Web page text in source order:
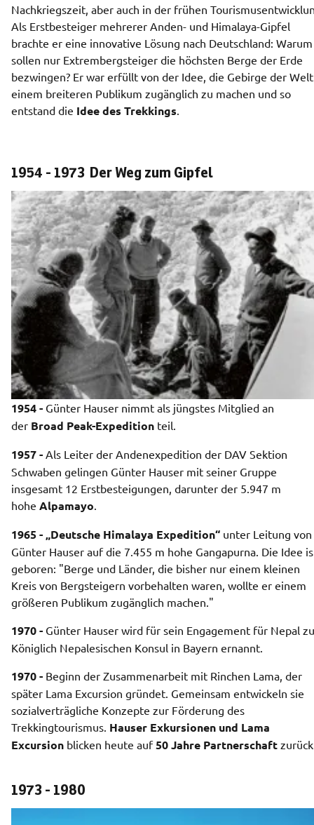
Nachkriegszeit, aber auch in der frühen
Als Erstbesteiger mehrerer Anden- und Himalaya-Gipfel
brachte er eine innovative Lösung nach Deutschland: Warum
sollen nur Extrembergsteiger die höchsten Berge der Erde
bezwingen? Er war erfüllt von der Idee, die Gebirge der Welt
einem breiteren Publikum zugänglich zu machen und so
entstand die Idee des Trekkings.
1954 - 1973 Der Weg zum Gipfel
1954 - Günter Hauser nimmt als jüngstes Mitglied an
der Broad Peak-Expedition teil.
1957 - Als Leiter der Andenexpedition der DAV Sektion
Schwaben gelingen Günter Hauser mit seiner Gruppe
insgesamt 12 Erstbesteigungen, darunter der 5.947 m
hohe Alpamayo
1965 - „Deutsche Himalaya Expedition“ unter Leitung von
Günter Hauser auf die 7.455 m hohe Gangapurna. Die Idee
geboren: "Berge und Länder, die bisher nur einem kleinen
Kreis von Bergsteigern vorbehalten waren, wollte er einem
größeren Publikum zugänglich machen."
1970- Günter Hauser wird für sein Engagement für Nepal
Königlich Nepalesischen Konsul in Bayern ernannt.
1970 - Beginn der Zusammenarbeit mit Rinchen Lama, der
später Lama Excursion gründet. Gemeinsam entwickeln sie
sozialverträgliche Konzepte zur Förderung des
Trekkingtourismus. Hauser Exkursionen und Lama
Excursion blicken heute auf 50 Jahre Partnerschaft
1973 - 1980